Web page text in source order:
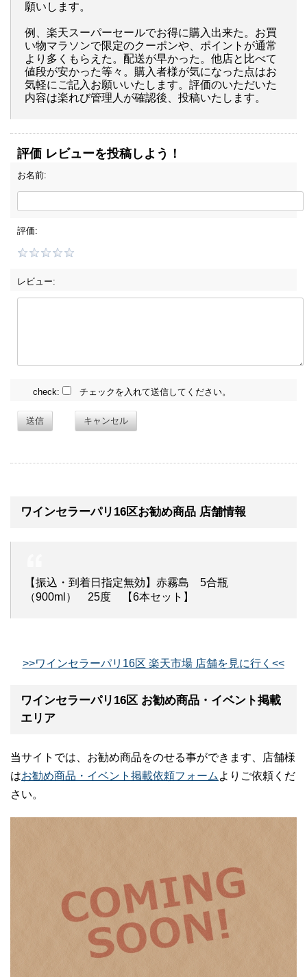
願いします。
例、楽天スーパーセールでお得に購入出来た。お買
い物マラソンで限定のクーポンや、ポイントが通常
より多くもらえた。配送が早かった。他店と比べて
値段が安かった等々。購入者様が気になった点はお
気軽にご記入お願いいたします。評価のいただいた
内容は楽れび管理人が確認後、投稿いたします。
評価 レビューを投稿しよう！
お名前:
評価:
レビュー:
check: チェックを入れて送信してください。
送信 キャンセル
ワインセラーパリ16区お勧め商品 店舗情報
【振込・到着日指定無効】赤霧島 5合瓶
（900ml） 25度 【6本セット】
>>ワインセラーパリ16区 楽天市場 店舗を見に行く<<
ワインセラーパリ16区 お勧め商品・イベント掲載
エリア
当サイトでは、お勧め商品をのせる事ができます、店舗様
はお勧め商品・イベント掲載依頼フォーム よりご依頼くだ
さい。